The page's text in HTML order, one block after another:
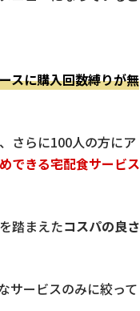
スに購入回数縛りが無
さらに100人の方にア
できる宅配食サービス
を踏まえたコスパの良さ
サービスのみに絞って